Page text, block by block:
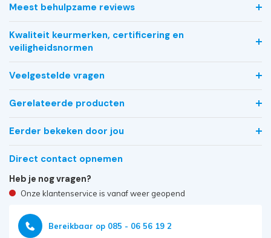
Meest behulpzame reviews
Kwaliteit keurmerken, certificering en
veiligheidsnormen
Veelgestelde vragen
Gerelateerde producten
Eerder bekeken door jou
Direct contact opnemen
Heb je nog vragen?
Onze klantenservice is vanaf weer geopend
Bereikbaar op 085 - 06 56 19 2